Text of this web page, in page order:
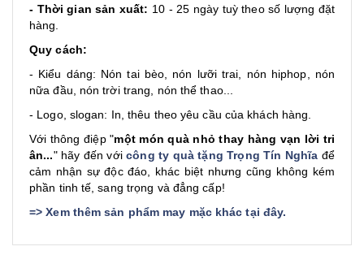
- Thời gian sản xuất: 10 - 25 ngày tuỳ theo số lượng đặt
hàng.
Quy cách:
- Kiểu dáng: Nón tai bèo, nón lưỡi trai, nón hiphop, nón
nữa đầu, nón trời trang, nón thể thao...
- Logo, slogan: In, thêu theo yêu cầu của khách hàng.
Với thông điệp "một món quà nhỏ thay hàng vạn lời tri
ân..." hãy đến vớicông ty quà tặng Trọng Tín Nghĩa để
cảm nhận sự độc đáo, khác biệt nhưng cũng không kém
phần tinh tế, sang trọng và đẳng cấp!
=>Xem thêm sản phẩm may mặc khác tại đây.